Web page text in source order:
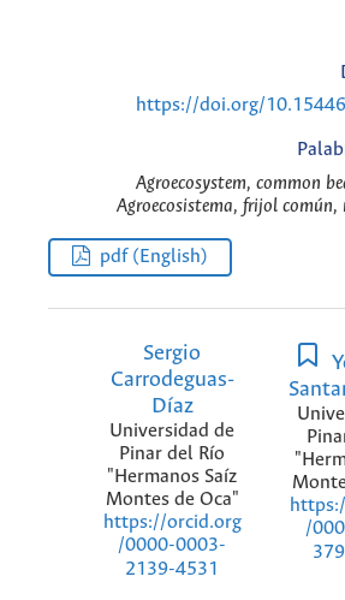
https://doi.org/
Agroecosystem, common
Agroecosistema, frijol
pdf (English)
Sergio
Carrodeguas-
Díaz
Universidad de
Pinar del Río
"Hermanos Saíz
Montes de Oca"
https://orcid.org
/0000-0003-
2139-4531
/